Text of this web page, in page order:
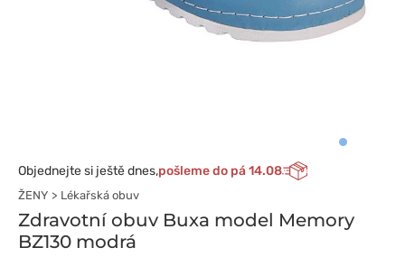
Objednejte si ještě dnes,pošleme do pá 14.08
ŽENY Lékařská obuv
Zdravotní obuv Buxa model Memory
BZ130 modrá